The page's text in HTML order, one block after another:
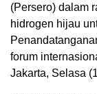
(Persero) dalam
hidrogen hijau
forum
Jakarta, Selasa